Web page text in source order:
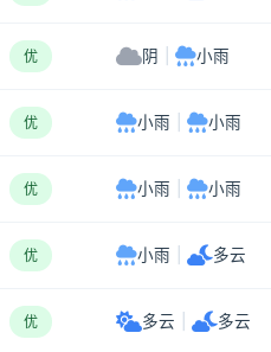
优 阴 小雨
优 小雨 小雨
优 小雨 小雨
优 小雨 多云
优 多云 多云